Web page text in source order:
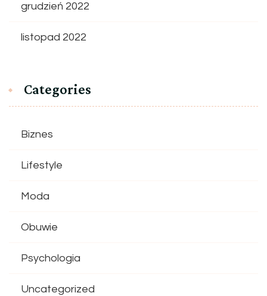
grudzień 2022
listopad 2022
Categories
Biznes
Lifestyle
Moda
Obuwie
Psychologia
Uncategorized